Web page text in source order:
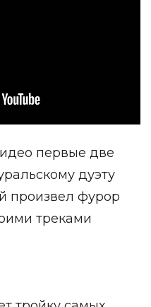
первые две
дуэту
произвел фурор
треками